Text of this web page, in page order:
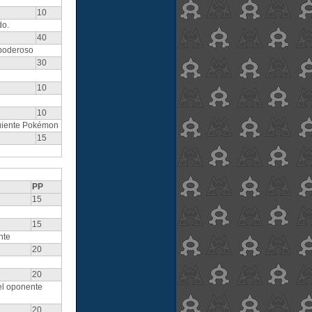
10
40
30
10
10
Pokémon
15
PP
15
15
20
20
oponente
20